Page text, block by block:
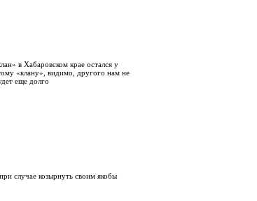
в Хабаровском крае остался у
«клану», видимо, другого нам не
еще долго
случае козырнуть своим якобы